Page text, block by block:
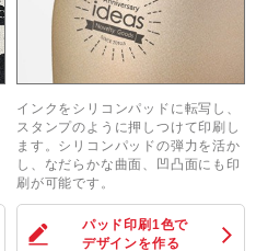
インクをシリコンパッドに転写し、
スタンプのように押しつけて印刷し
ます。シリコンパッドの弾力を活か
し、なだらかな曲面、凹凸面にも印
刷が可能です。
パッド印刷1色で
デザインを作る